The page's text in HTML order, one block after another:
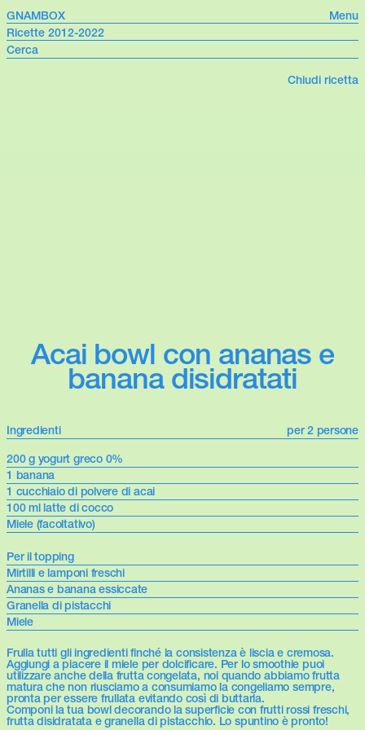
GNAMBOX
Menu
Ricette 2012-2022
Chiudi ricetta
Acai bowl con ananas e
banana disidratati
Ingredienti
per 2 persone
200 g yogurt greco 0%
1 banana
1 cucchiaio di polvere di acai
100 ml latte di cocco
Miele (facoltativo)
Per il topping
Mirtilli e lamponi freschi
Ananas e banana essiccate
Granella di pistacchi
Miele
Frulla tutti gli ingredienti finché la consistenza è liscia e cremosa.
Aggiungi a piacere il miele per dolcificare. Per lo smoothie puoi
utilizzare anche della frutta congelata, noi quando abbiamo frutta
matura che non riusciamo a consumiamo la congeliamo sempre,
pronta per essere frullata evitando così di buttarla.
Componi la tua bowl decorando la superficie con frutti rossi freschi,
frutta disidratata e granella di pistacchio. Lo spuntino è pronto!